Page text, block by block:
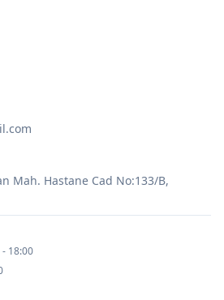
Mah. Hastane Cad No:133/B,
18:00